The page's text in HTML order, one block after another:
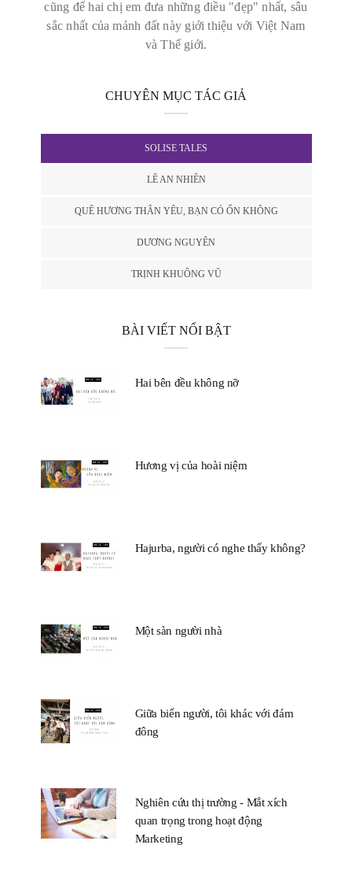
cũng để hai chị em đưa những điều "đẹp" nhất, sâu
sắc nhất của mảnh đất này giới thiệu với Việt Nam
và Thế giới.
CHUYÊN MỤC TÁC GIẢ
SOLISE TALES
LÊ AN NHIÊN
QUÊ HƯƠNG THÂN YÊU, BẠN CÓ ỔN KHÔNG
DƯƠNG NGUYÊN
TRỊNH KHUÔNG VŨ
BÀI VIẾT NỔI BẬT
Hai bên đều không nỡ
Hương vị của hoài niệm
Hajurba, người có nghe thấy không?
Một sàn người nhà
Giữa biển người, tôi khác với đám
đông
Nghiên cứu thị trường - Mắt xích
quan trọng trong hoạt động
Marketing